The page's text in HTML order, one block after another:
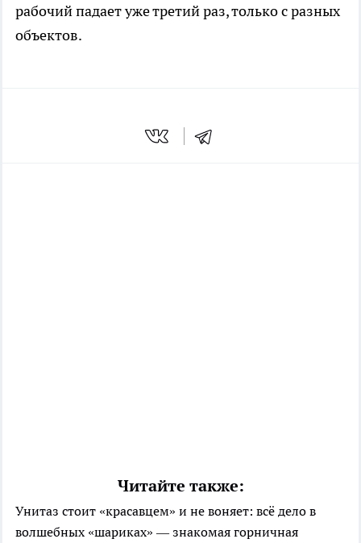
рабочий падает уже третий раз, только с разных
объектов.
Читайте также:
Унитаз стоит «красавцем» и не воняет: всё дело в
волшебных «шариках» — знакомая горничная